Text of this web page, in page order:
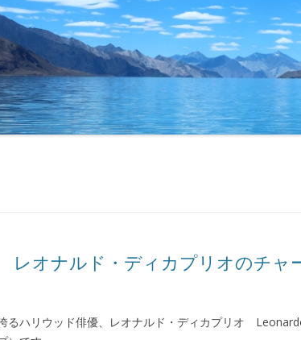
レオナルド・ディカプリオのチャ
るハリウッド俳優、レオナルド・ディカプリオ